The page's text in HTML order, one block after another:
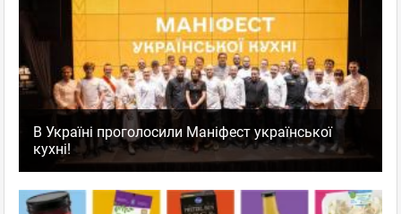
В Україні проголосили Маніфест української
кухні!